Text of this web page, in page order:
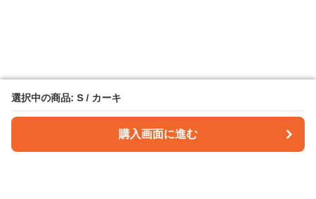
選択中の商品: S / カーキ
購入画面に進む
選択中の商品: S / カーキ
購入画面に進む